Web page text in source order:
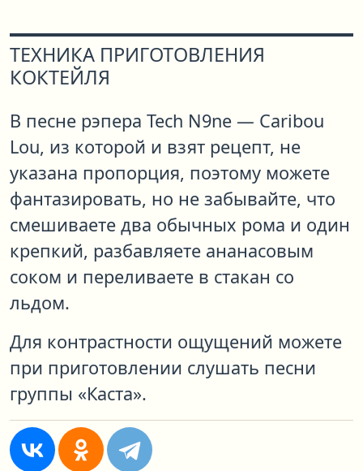
ТЕХНИКА ПРИГОТОВЛЕНИЯ
КОКТЕЙЛЯ
В песне рэпера Tech N9ne — Caribou
Lou, из которой и взят рецепт, не
указана пропорция, поэтому можете
фантазировать, но не забывайте, что
смешиваете два обычных рома и один
крепкий, разбавляете ананасовым
соком и переливаете в стакан со
льдом.
Для контрастности ощущений можете
при приготовлении слушать песни
группы «Каста».